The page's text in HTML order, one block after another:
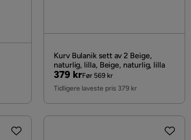
Kurv Bulanik sett av 2 Beige,
naturlig, lilla, Beige, naturlig, lilla
Pris
379 kr
Original
Pris
Før 569 kr
Tidligere laveste pris 379 kr